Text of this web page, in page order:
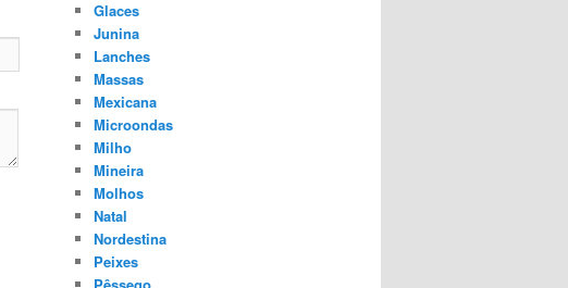
Glaces
Junina
Lanches
Massas
Mexicana
Microondas
Milho
Mineira
Molhos
Natal
Nordestina
Peixes